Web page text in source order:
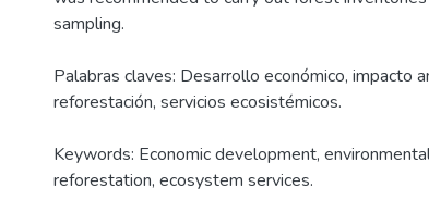
sampling.
Palabras claves: Desarrollo económico, impacto
reforestación, servicios ecosistémicos.
Keywords: Economic development,
reforestation, ecosystem services.